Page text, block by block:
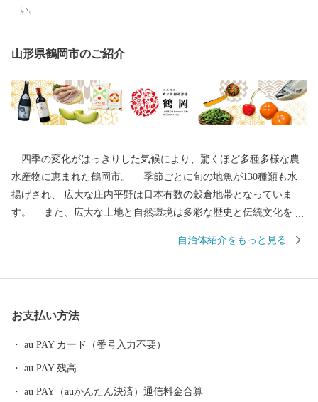
い。
山形県鶴岡市のご紹介
四季の変化がはっきりした気候により、驚くほど多種多様な農
水産物に恵まれた鶴岡市。 季節ごとに旬の地魚が130種類も水
揚げされ、 広大な庄内平野は日本有数の穀倉地帯となっていま
す。 また、広大な土地と自然環境は多彩な歴史と伝統文化をも
市民の手によって大切に継承されています。 その特色が認めら
合わせ 鶴岡市総務部総務課 ふるさと納税担当（平日8時30分~17
問い合わせ 株式会社チャンピオン(管理業務受託事業者) 営業時間
【平日】10:00〜18:00 ※土日祝祭日はお休みをいただいておりま
自治体紹介をもっと見る
お支払い方法
au PAY カード（番号入力不要）
au PAY 残高
au PAY（auかんたん決済）通信料金合算